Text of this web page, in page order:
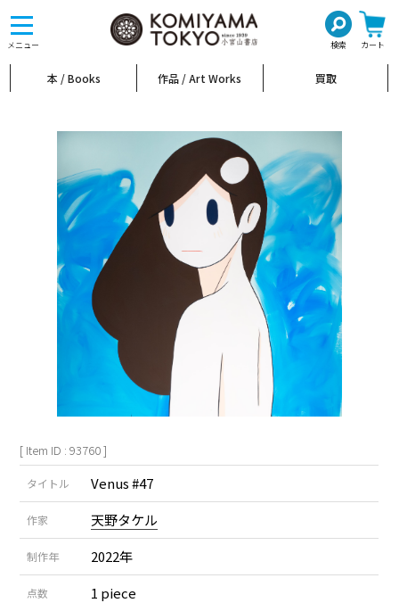
メニュー 検索 カート
toggle
navigation
本 / Books 作品 / Art Works 買取
[ Item ID : 93760 ]
タイトル Venus #47
作家 天野タケル
制作年 2022年
点数 1 piece